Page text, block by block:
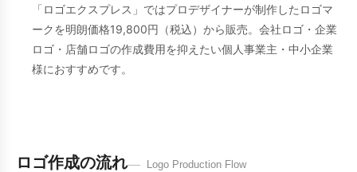
「ロゴエクスプレス」ではプロデザイナーが制作したロゴマ
ークを明朗価格19,800円（税込）から販売。会社ロゴ・企業
ロゴ・店舗ロゴの作成費用を抑えたい個人事業主・中小企業
様におすすめです。
ロゴ作成の流れ Logo Production Flow